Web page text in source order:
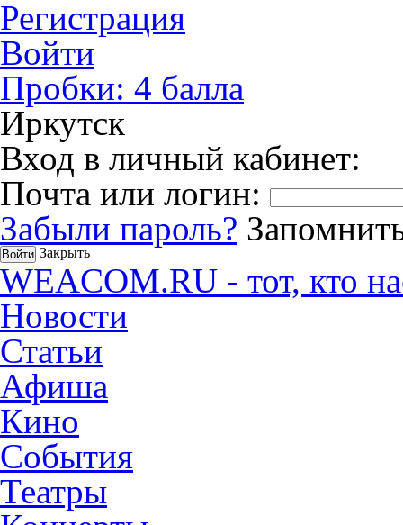
Регистрация
Войти
Пробки: 4 балла
Иркутск
Вход в личный кабинет:
Почта или логин:
Забыли пароль?
Закрыть
WEACOM.RU - тот, кто
Новости
Статьи
Афиша
Кино
События
Театры